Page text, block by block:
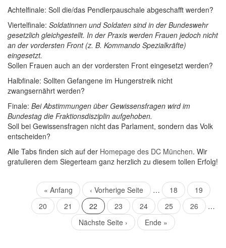
Achtelfinale: Soll die/das Pendlerpauschale abgeschafft werden?
Viertelfinale: Soldatinnen und Soldaten sind in der Bundeswehr
gesetzlich gleichgestellt. In der Praxis werden Frauen jedoch nicht
an der vordersten Front (z. B. Kommando Spezialkräfte)
eingesetzt.
Sollen Frauen auch an der vordersten Front eingesetzt werden?
Halbfinale: Sollten Gefangene im Hungerstreik nicht
zwangsernährt werden?
Finale: Bei Abstimmungen über Gewissensfragen wird im
Bundestag die Fraktionsdisziplin aufgehoben.
Soll bei Gewissensfragen nicht das Parlament, sondern das Volk
entscheiden?
Alle Tabs finden sich auf der Homepage des DC München. Wir
gratulieren dem Siegerteam ganz herzlich zu diesem tollen Erfolg!
Seitennummerierung
Erste
Seite
« Anfang
Vorherige
Seite
‹ Vorherige Seite … Seite
18 Seite
19
Seite
20 Seite
21
Aktuelle
Seite
22 Seite
23 Seite
24 Seite
25 Seite
26
…
Nächste
Seite
Nächste Seite ›
Letzte
Seite
Ende »